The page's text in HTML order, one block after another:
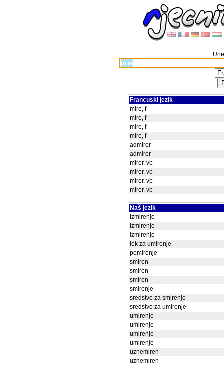
Francuski jezik
mire, f
mire, f
mire, f
mire, f
admirer
admirer
mirer, vb
mirer, vb
mirer, vb
mirer, vb
Naš jezik
izmirenje
izmirenje
izmirenje
lek za umirenje
pomirenje
smiren
smiren
smiren
smirenje
sredstvo za smirenje
sredstvo za umirenje
umirenje
umirenje
umirenje
umirenje
uznemiren
uznemiren